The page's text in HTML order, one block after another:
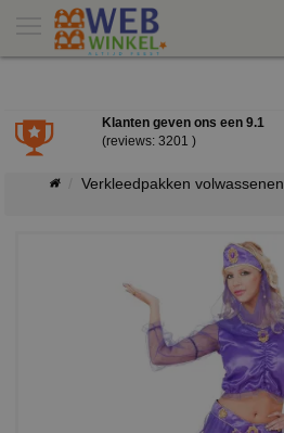
Klanten geven ons een 9.1
(reviews: 3201 )
Verkleedpakken volwassenen